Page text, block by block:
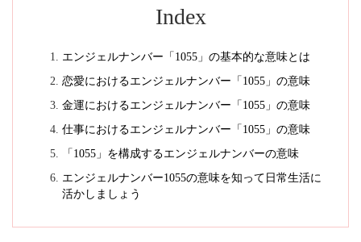
Index
エンジェルナンバー「1055」の基本的な意味とは
恋愛におけるエンジェルナンバー「1055」の意味
金運におけるエンジェルナンバー「1055」の意味
仕事におけるエンジェルナンバー「1055」の意味
「1055」を構成するエンジェルナンバーの意味
エンジェルナンバー1055の意味を知って日常生活に
活かしましょう